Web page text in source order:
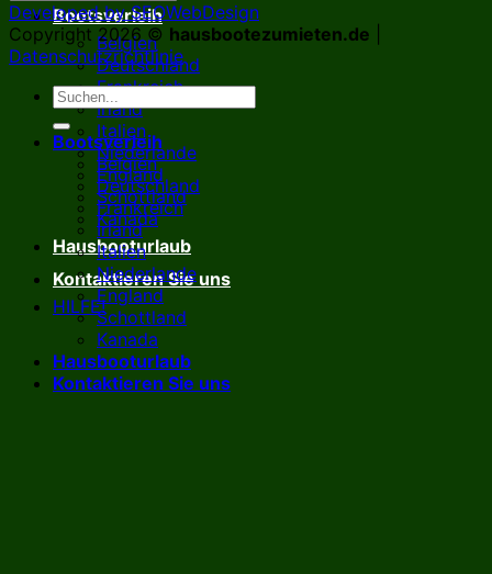
Bootsverleih
Belgien
Deutschland
Frankreich
Irland
Italien
Niederlande
England
Schottland
Kanada
Hausbooturlaub
Kontaktieren Sie uns
HILFE!
Developed by SEOWebDesign
Copyright 2026 © hausbootezumieten.de
Datenschutzrichtlinie
Bootsverleih
Belgien
Deutschland
Frankreich
Irland
Italien
Niederlande
England
Schottland
Kanada
Hausbooturlaub
Kontaktieren Sie uns